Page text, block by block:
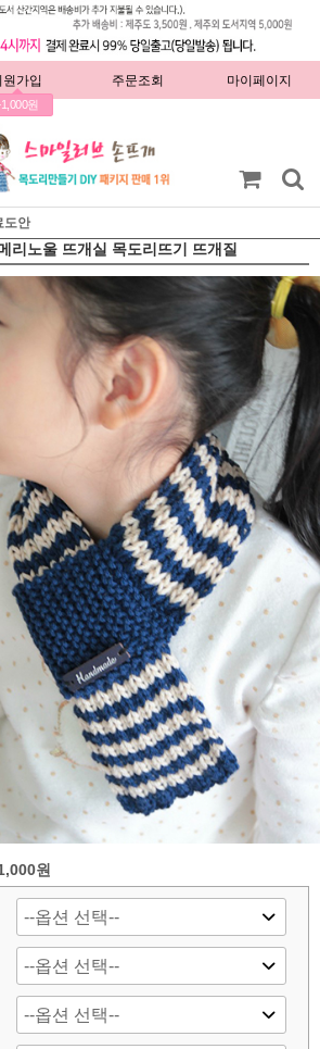
원가입
원
주문조회 마이페이지
도안
리노울 뜨개실 목도리뜨기 뜨개질
원